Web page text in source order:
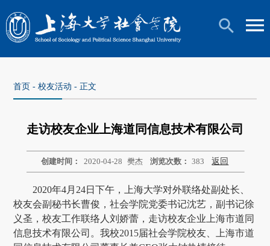
首页 -校友活动 - 正文
走访校友企业上海道同信息技术有限公司
创建时间：2020-04-28 樊杰 浏览次数： 383 返回
2020年4月24日下午，上海大学对外联络处副处长、
校友会副秘书长曹俊，社会学院党委书记沈艺，副书记徐
义圣，校友工作联络人刘娇蕾，走访校友企业上海市道同
信息技术有限公司。我校2015届社会学院校友、上海市道